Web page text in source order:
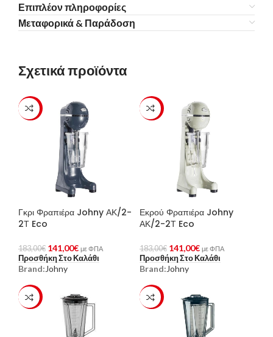
Επιπλέον πληροφορίες
Μεταφορικά & Παράδοση
Σχετικά προϊόντα
-23%
Γκρι Φραπιέρα Johny ΑΚ/2-
2Τ Eco
183,00€ 141,00€ με ΦΠΑ
Προσθήκη Στο Καλάθι
Brand: Johny
-23%
Εκρού Φραπιέρα Johny
ΑΚ/2-2Τ Eco
183,00€ 141,00€ με ΦΠΑ
Προσθήκη Στο Καλάθι
Brand: Johny
-23% -23%